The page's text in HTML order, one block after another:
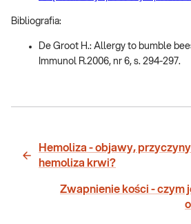
Bibliografia:
De Groot H.: Allergy to bumble
Immunol R.2006, nr 6, s. 294-297.
Hemoliza - objawy,
hemoliza krwi?
Zwapnienie kości - czym